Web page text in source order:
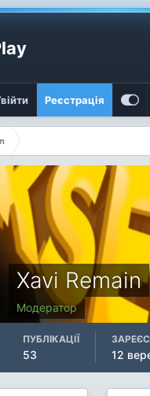
Реєстрація
Xavi Remain
Модератор
ПУБЛІКАЦІЇ
53 12